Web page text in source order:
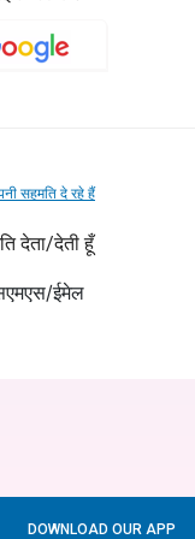
सहमति दे रहे हैं
देता/देती हूँ
ईमेल
DOWNLOAD OUR APP